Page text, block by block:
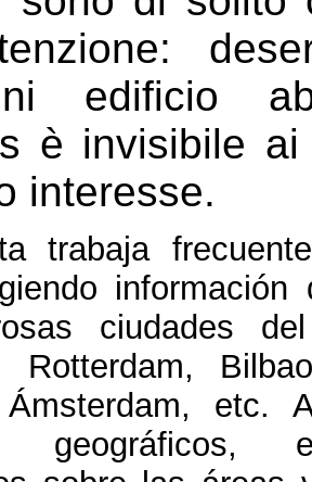
edificio
è invisibile
interesse.
trabaja
ciudades
Rotterdam,
etc.
geográficos,